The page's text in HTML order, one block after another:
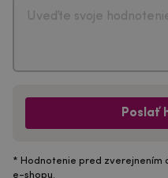
Poslať
* Hodnotenie pred zverejnením
e-shopu.